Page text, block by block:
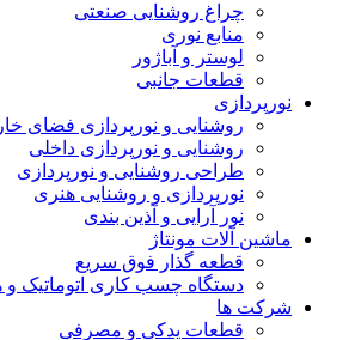
چراغ روشنایی صنعتی
منابع نوری
لوستر و آباژور
قطعات جانبی
روشنایی و نورپردازی فضای خارجی
روشنایی و نورپردازی داخلی
طراحی روشنایی و نورپردازی
نورپردازی و روشنایی هنری
نور آرایی و آذین بندی
آلات مونتاژ
قطعه گذار فوق سریع
دستگاه چسب کاری اتوماتیک و هوشمند
ها
قطعات یدکی و مصرفی